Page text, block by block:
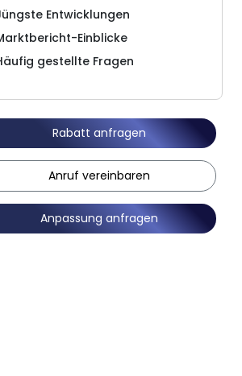
Entwicklungen
Einblicke
gestellte Fragen
Rabatt anfragen
Anruf vereinbaren
Anpassung anfragen